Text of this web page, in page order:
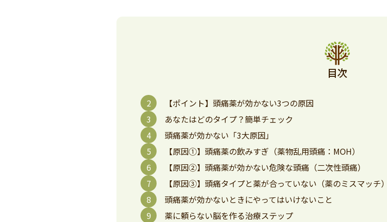
目次
【ポイント】頭痛薬が効かない3つの原因
あなたはどのタイプ？簡単チェック
頭痛薬が効かない「3大原因」
【原因①】頭痛薬の飲みすぎ（薬物乱用頭痛：MOH）
【原因②】頭痛薬が効かない危険な頭痛（二次性頭痛）
【原因③】頭痛タイプと薬が合っていない（薬のミスマッチ）
頭痛薬が効かないときにやってはいけないこと
薬に頼らない脳を作る治療ステップ